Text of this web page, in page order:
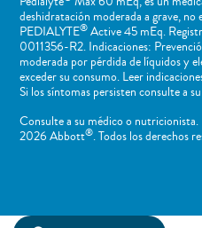
deshidratación moderada a grave,
PEDIALYTE®Active 45 mEq.
0011356-R2. Indicaciones:
moderada por pérdida de líquidos y
exceder su consumo. Leer
Si los síntomas persisten consulte a
Consulte a su médico o nutricionista.
2026 Abbott®. Todos los derechos